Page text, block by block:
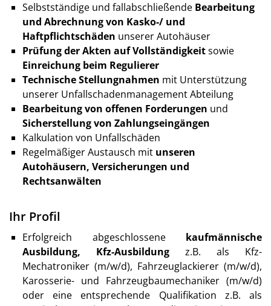
Selbstständige und fallabschließende Bearbeitung
und Abrechnung von Kasko-/ und
Haftpflichtschäden unserer Autohäuser
Prüfung der Akten auf Vollständigkeitsowie
Einreichung beim Regulierer
Technische Stellungnahmen mit Unterstützung
unserer Unfallschadenmanagement Abteilung
Bearbeitung von offenen Forderungen und
Sicherstellung von Zahlungseingängen
Kalkulation von Unfallschäden
Regelmäßiger Austausch mit unseren
Autohäusern, Versicherungen und
Rechtsanwälten
Ihr Profil
Erfolgreich abgeschlossene kaufmännische
Ausbildung, Kfz-Ausbildung z.B. als Kfz-
Mechatroniker (m/w/d), Fahrzeuglackierer (m/w/d),
Karosserie- und Fahrzeugbaumechaniker (m/w/d)
oder eine entsprechende Qualifikation z.B. als